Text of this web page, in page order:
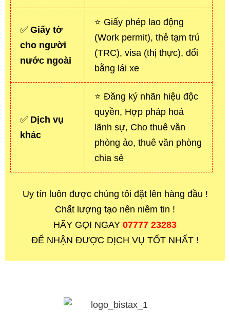
✅ Giấy tờ
cho người
nước ngoài
⭐ Giấy phép lao động
(Work permit), thẻ tạm trú
(TRC), visa (thị thực), đổi
bằng lái xe
✅ Dịch vụ
khác
⭐ Đăng ký nhãn hiệu độc
quyền, Hợp pháp hoá
lãnh sự, Cho thuê văn
phòng ảo, thuê văn phòng
chia sẻ
Uy tín luôn được chúng tôi đặt lên hàng đầu !
Chất lượng tạo nên niềm tin !
HÃY GỌI NGAY 07777 23283
ĐỂ NHẬN ĐƯỢC DỊCH VỤ TỐT NHẤT !